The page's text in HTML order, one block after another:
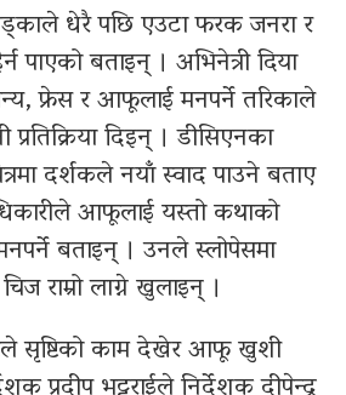
धेरै पछि एउटा फरक जनरा र
पाएको बताइन् । अभिनेत्री दिया
फ्रेस र आफूलाई मनपर्ने तरिकाले
दिइन् । डीसिएनका
दर्शकले नयाँ स्वाद पाउने बताए
आफूलाई यस्तो कथाको
बताइन् । उनले स्लोपेसमा
राम्रो लाग्ने खुलाइन् ।
सृष्टिको काम देखेर आफू खुशी